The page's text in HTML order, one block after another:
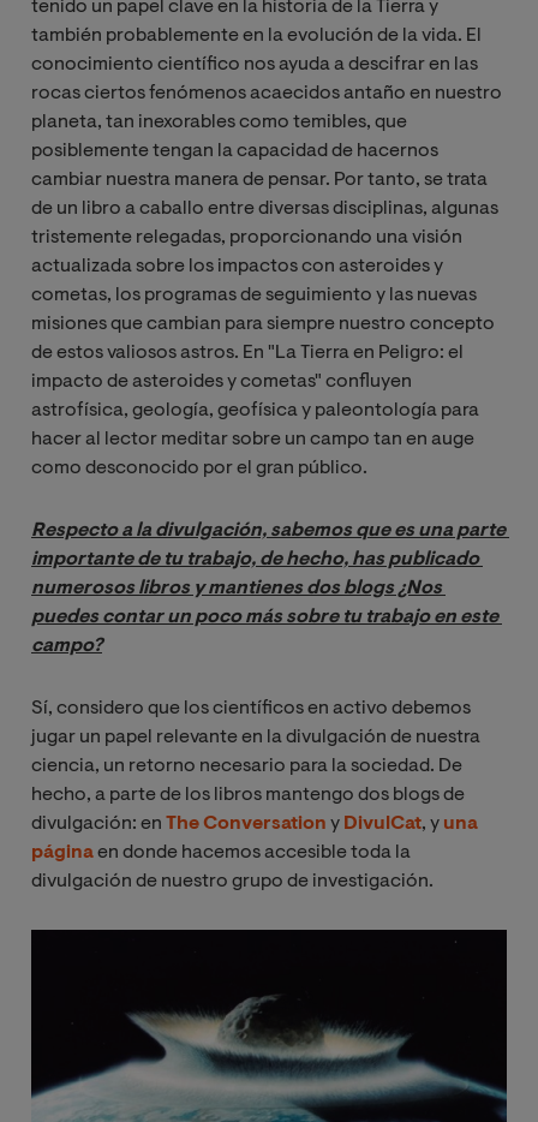
tenido un papel clave en la historia de la Tierra y
también probablemente en la evolución de la vida. El
conocimiento científico nos ayuda a descifrar en las
rocas ciertos fenómenos acaecidos antaño en nuestro
planeta, tan inexorables como temibles, que
posiblemente tengan la capacidad de hacernos
cambiar nuestra manera de pensar. Por tanto, se trata
de un libro a caballo entre diversas disciplinas, algunas
tristemente relegadas, proporcionando una visión
actualizada sobre los impactos con asteroides y
cometas, los programas de seguimiento y las nuevas
misiones que cambian para siempre nuestro concepto
de estos valiosos astros. En "La Tierra en Peligro: el
impacto de asteroides y cometas" confluyen
astrofísica, geología, geofísica y paleontología para
hacer al lector meditar sobre un campo tan en auge
como desconocido por el gran público.
Respecto a la divulgación, sabemos que es una parte
importante de tu trabajo, de hecho, has publicado
numerosos libros y mantienes dos blogs ¿Nos
puedes contar un poco más sobre tu trabajo en este
campo?
Sí, considero que los científicos en activo debemos
jugar un papel relevante en la divulgación de nuestra
ciencia, un retorno necesario para la sociedad. De
hecho, a parte de los libros mantengo dos blogs de
divulgación: en The Conversation y DivulCat, y una
páginaen donde hacemos accesible toda la
divulgación de nuestro grupo de investigación.